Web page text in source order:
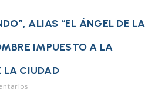
ALIAS “EL ÁNGEL DE LA
IMPUESTO A LA
LA CIUDAD